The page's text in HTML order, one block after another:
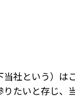
社という）は
たいと存じ、